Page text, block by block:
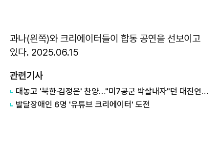
과나(왼쪽)와 크리에이터들이 합동 공연을 선보이고
있다. 2025.06.15
관련기사
대놓고 '북한·김정은' 찬양…"미7공군 박살내자"던 대진연, 유튜브 충격 실체
발달장애인 6명 '유튜브 크리에이터' 도전